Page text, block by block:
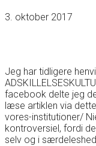
3. oktober 2017
Jeg har tidligere
facebook delte jeg
læse artiklen via
vores-institutioner/
kontroversiel, fordi
selv og i